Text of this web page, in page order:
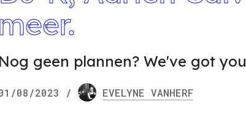
meer.
Nog geen plannen? We've got
08/2023 / EVELYNE VANHERF